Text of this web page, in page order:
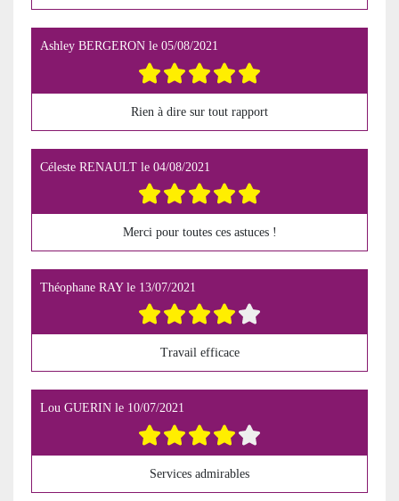
Ashley BERGERON le 05/08/2021
Rien à dire sur tout rapport
Céleste RENAULT le 04/08/2021
Merci pour toutes ces astuces !
Théophane RAYle 13/07/2021
Travail efficace
Lou GUERIN le 10/07/2021
Services admirables